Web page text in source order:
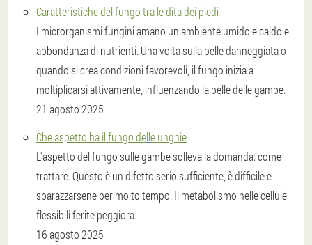
Caratteristiche del fungo tra le dita dei piedi
I microrganismi fungini amano un ambiente umido e caldo e
abbondanza di nutrienti. Una volta sulla pelle danneggiata o
quando si crea condizioni favorevoli, il fungo inizia a
moltiplicarsi attivamente, influenzando la pelle delle gambe.
21 agosto 2025
Che aspetto ha il fungo delle unghie
L'aspetto del fungo sulle gambe solleva la domanda: come
trattare. Questo è un difetto serio sufficiente, è difficile e
sbarazzarsene per molto tempo. Il metabolismo nelle cellule
flessibili ferite peggiora.
16 agosto 2025